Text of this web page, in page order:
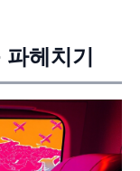
헤치기